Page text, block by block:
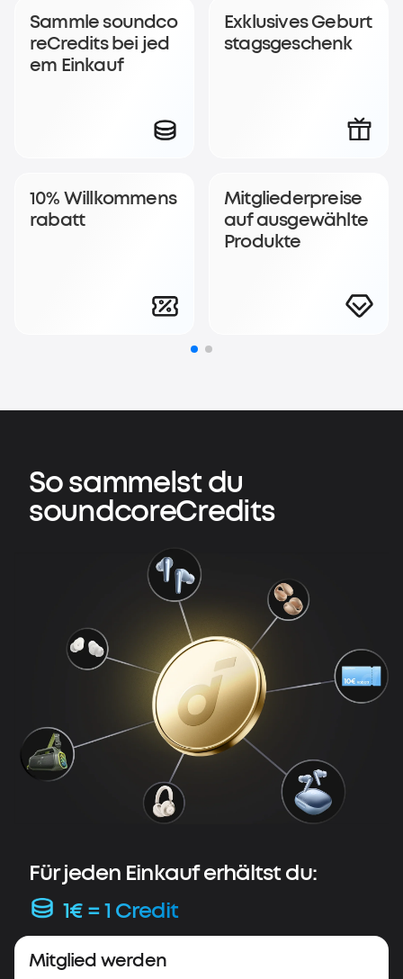
an
Werde Mitglied, sammle soundcoreCredits bei jedem
Einkauf und erhalte eine exklusive Belohnung.
Sammle soundco
reCredits bei jed
em Einkauf
Exklusives Geburt
stagsgeschenk
10% Willkommens
rabatt
Mitgliederpreise
auf ausgewählte
Produkte
So sammelst du
soundcoreCredits
Für jeden Einkauf erhältst du:
1€ = 1 Credit
Mitglied werden